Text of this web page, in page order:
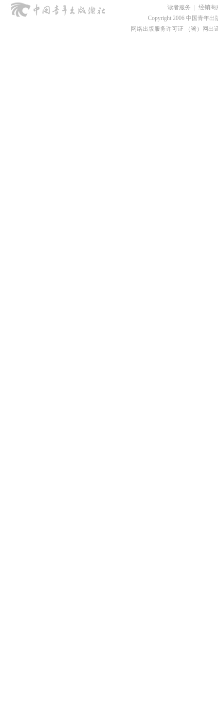
读者服务
经销商
Copyright 2006 中国青年出
网络出版服务许可证 （署）网出